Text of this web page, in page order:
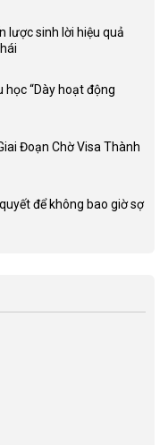
lược sinh lời hiệu quả
“Dày hoạt động
Đoạn Chờ Visa Thành
để không bao giờ sợ